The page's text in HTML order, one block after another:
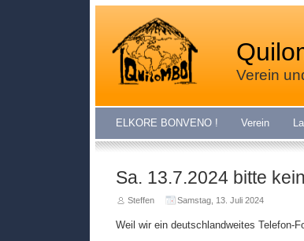
Verein
ELKORE BONVENO ! Verein
Sa. 13.7.2024 bitte
Steffen Samstag, 13. Juli 2024
Weil wir ein deutschlandweites Telefon-